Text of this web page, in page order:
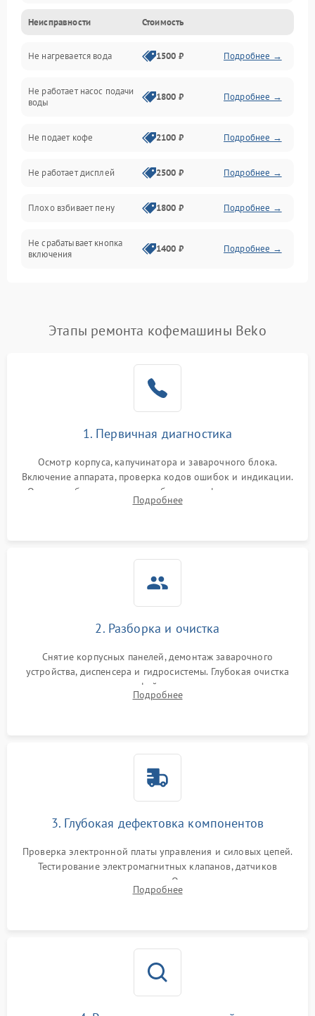
Прочие неисправности
Включение и работа
Проблемы с водой
Проблемы с капучинатором и паром
Управление и электроника
Программное обеспечение
Неисправности Стоимость
Не нагревается вода 1500 ₽ Подробнее →
Не работает насос подачи
воды
1800 ₽ Подробнее →
Не подает кофе 2100 ₽ Подробнее →
Не работает дисплей 2500 ₽ Подробнее →
Плохо взбивает пену 1800 ₽ Подробнее →
Не срабатывает кнопка
включения
1400 ₽ Подробнее →
Постоянные сбои в работе 1500 ₽ Подробнее →
Этапы ремонта кофемашины Beko
1. Первичная диагностика
Осмотр корпуса, капучинатора и заварочного блока.
Включение аппарата, проверка кодов ошибок и индикации.
Оценка работы помпы, термоблока и кофемолки на слух.
Измерение температуры и давления воды для выявления
Подробнее
2. Разборка и очистка
Снятие корпусных панелей, демонтаж заварочного
устройства, диспенсера и гидросистемы. Глубокая очистка
внутренних узлов от кофейных масел, жмыха и накипи.
Промывка дренажных каналов и фильтров с использованием
Подробнее
3. Глубокая дефектовка компонентов
Проверка электронной платы управления и силовых цепей.
Тестирование электромагнитных клапанов, датчиков
температуры и расходомера. Оценка степени износа
жерновов кофемолки, уплотнительных колец гидросистемы
Подробнее